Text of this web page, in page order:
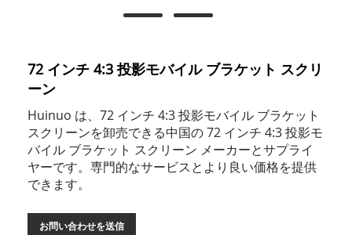
72 インチ 4:3 投影モバイル ブラケット スクリ
ーン
Huinuo は、72 インチ 4:3 投影モバイル ブラケット
スクリーンを卸売できる中国の 72 インチ 4:3 投影モ
バイル ブラケット スクリーン メーカーとサプライ
ヤーです。専門的なサービスとより良い価格を提供
できます。
お問い合わせを送信